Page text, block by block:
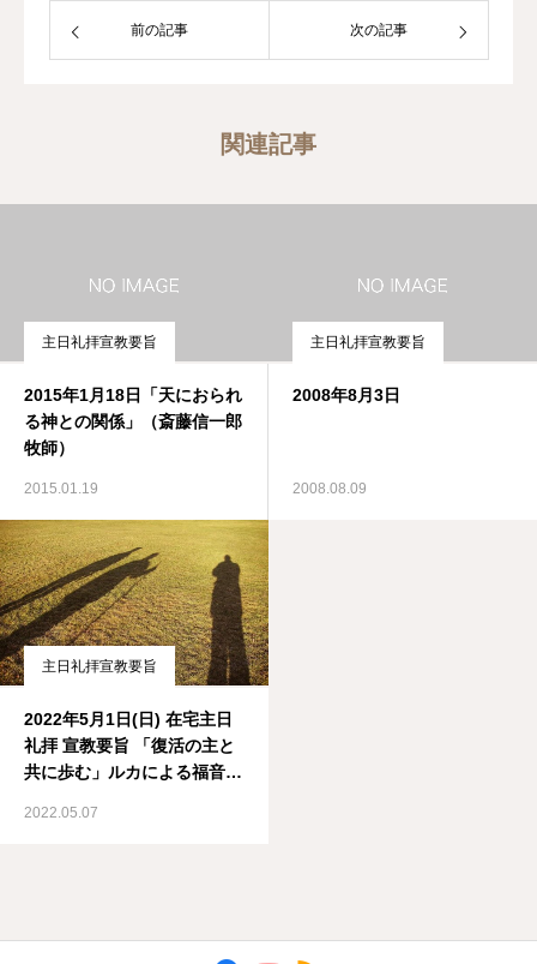
前の記事 次の記事
関連記事
主日礼拝宣教要旨
2015年1月18日「天におられ
る神との関係」（斎藤信一郎
牧師）
2015.01.19
主日礼拝宣教要旨
2008年8月3日
2008.08.09
主日礼拝宣教要旨
2022年5月1日(日) 在宅主日
礼拝 宣教要旨 「復活の主と
共に歩む」ルカによる福音書
2022.05.07